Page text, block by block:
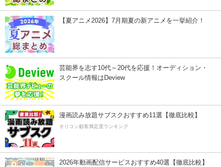
【夏アニメ2026】7月期夏の新アニメを一挙紹介！
芸能界を志す10代～20代を応援！オーディション・
スクール情報はDeview
漫画読み放題サブスクおすすめ11選【徹底比較】
オリコン顧客満足度ランキング
2026年動画配信サービスおすすめ40選【徹底比較】